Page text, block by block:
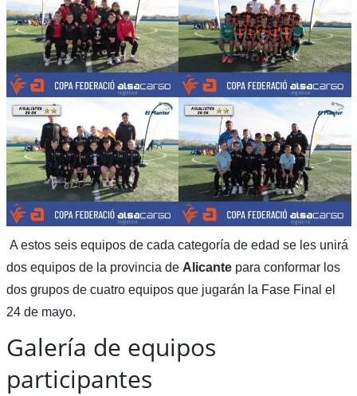
A estos seis equipos de cada categoría de edad se les unirá
dos equipos de la provincia de Alicantepara conformar los
dos grupos de cuatro equipos que jugarán la Fase Final el
24 de mayo.
Galería de equipos
participantes